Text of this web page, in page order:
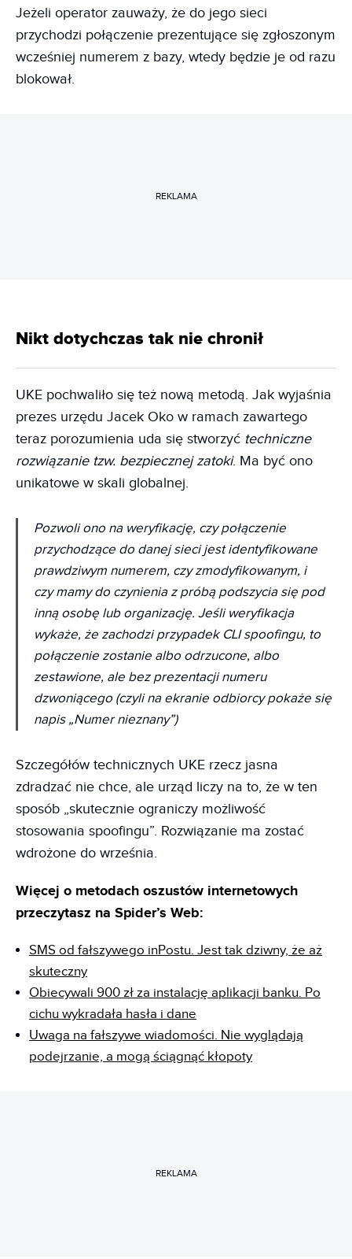
Jeżeli operator zauważy, że do jego sieci
przychodzi połączenie prezentujące się zgłoszonym
wcześniej numerem z bazy, wtedy będzie je od razu
blokował.
REKLAMA
Nikt dotychczas tak nie chronił
UKE pochwaliło się też nową metodą. Jak wyjaśnia
prezes urzędu Jacek Oko w ramach zawartego
teraz porozumienia uda się stworzyć techniczne
rozwiązanie tzw. bezpiecznej zatoki. Ma być ono
unikatowe w skali globalnej.
Pozwoli ono na weryfikację, czy połączenie
przychodzące do danej sieci jest identyfikowane
prawdziwym numerem, czy zmodyfikowanym, i
czy mamy do czynienia z próbą podszycia się pod
inną osobę lub organizację. Jeśli weryfikacja
wykaże, że zachodzi przypadek CLI spoofingu, to
połączenie zostanie albo odrzucone, albo
zestawione, ale bez prezentacji numeru
dzwoniącego (czyli na ekranie odbiorcy pokaże się
napis „Numer nieznany”)
Szczegółów technicznych UKE rzecz jasna
zdradzać nie chce, ale urząd liczy na to, że w ten
sposób „skutecznie ograniczy możliwość
stosowania spoofingu”. Rozwiązanie ma zostać
wdrożone do września.
Więcej o metodach oszustów internetowych
przeczytasz na Spider’s Web:
SMS od fałszywego inPostu. Jest tak dziwny, że aż
skuteczny
Obiecywali 900 zł za instalację aplikacji banku. Po
cichu wykradała hasła i dane
Uwaga na fałszywe wiadomości. Nie wyglądają
podejrzanie, a mogą ściągnąć kłopoty
REKLAMA